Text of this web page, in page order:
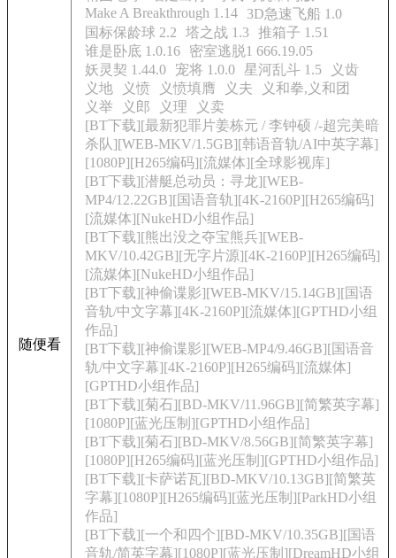
随便看
Make A Breakthrough 1.14
3D急速飞船 1.0
国标保龄球 2.2
塔之战 1.3 推箱子 1.51
谁是卧底 1.0.16
密室逃脱1 666.19.05
妖灵契 1.44.0
宠将 1.0.0 星河乱斗 1.5
义齿
义地
义愤 义愤填膺 义夫
义和拳,义和团
义举
义郎 义理
义卖
[BT下载][最新犯罪片姜栋元 / 李钟硕 /-超完美暗
杀队][WEB-MKV/1.5GB][韩语音轨/AI中英字幕]
[1080P][H265编码][流媒体][全球影视库]
[BT下载][潜艇总动员：寻龙][WEB-
MP4/12.22GB][国语音轨][4K-2160P][H265编码]
[流媒体][NukeHD小组作品]
[BT下载][熊出没之夺宝熊兵][WEB-
MKV/10.42GB][无字片源][4K-2160P][H265编码]
[流媒体][NukeHD小组作品]
[BT下载][神偷谍影][WEB-MKV/15.14GB][国语
音轨/中文字幕][4K-2160P][流媒体][GPTHD小组
作品]
[BT下载][神偷谍影][WEB-MP4/9.46GB][国语音
轨/中文字幕][4K-2160P][H265编码][流媒体]
[GPTHD小组作品]
[BT下载][菊石][BD-MKV/11.96GB][简繁英字幕]
[1080P][蓝光压制][GPTHD小组作品]
[BT下载][菊石][BD-MKV/8.56GB][简繁英字幕]
[1080P][H265编码][蓝光压制][GPTHD小组作品]
[BT下载][卡萨诺瓦][BD-MKV/10.13GB][简繁英
字幕][1080P][H265编码][蓝光压制][ParkHD小组
作品]
[BT下载][一个和四个][BD-MKV/10.35GB][国语
音轨/简英字幕][1080P][蓝光压制][DreamHD小组